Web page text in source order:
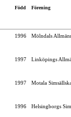
Född Förening
1996 Mölndals
1997 Linköpings
1997 Motala
1996 Helsingborgs